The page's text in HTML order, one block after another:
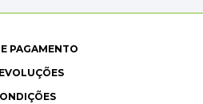
PAGAMENTO